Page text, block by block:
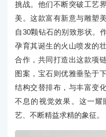
挑战。他们不断突破工艺
美。这款富有新意与雕塑
自30颗钻石的别致形状。
孕育其诞生的火山喷发的
合作，共同打造出这款项
图案，宝石则优雅垂坠于
结构交替排布，与丰富变
不息的视觉效果。这一
艺、不断精益求精的象征。